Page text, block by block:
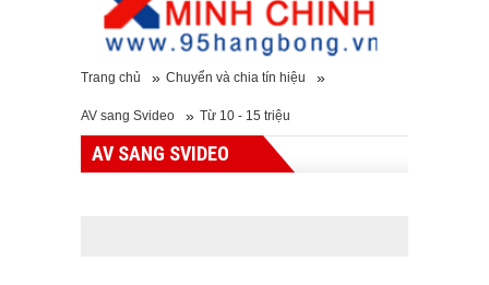
Trang chủ » Chuyển và chia tín hiệu »
AV sang Svideo » Từ 10 - 15 triệu
AV SANG SVIDEO